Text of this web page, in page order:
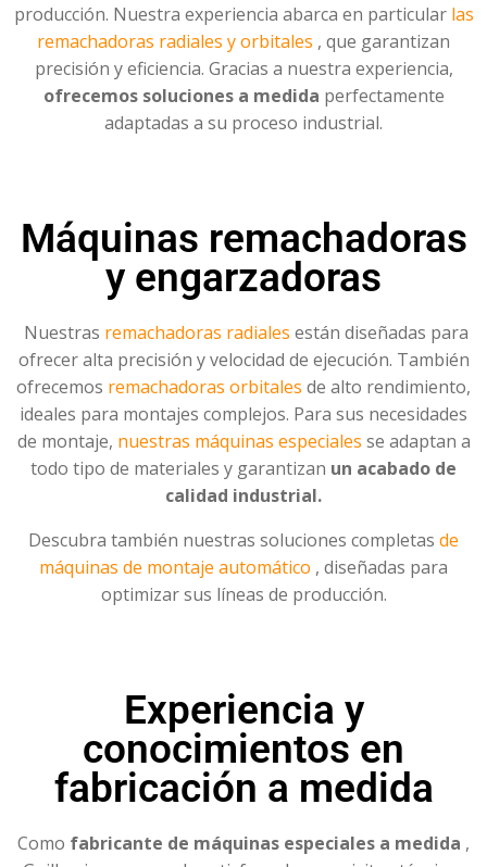
producción. Nuestra experiencia abarca en particular las
remachadoras radiales y orbitales , que garantizan
precisión y eficiencia. Gracias a nuestra experiencia,
ofrecemos soluciones a medida perfectamente
adaptadas a su proceso industrial.
Máquinas remachadoras
y engarzadoras
Nuestras remachadoras radiales están diseñadas para
ofrecer alta precisión y velocidad de ejecución. También
ofrecemos remachadoras orbitales de alto rendimiento,
ideales para montajes complejos. Para sus necesidades
de montaje, nuestras máquinas especiales se adaptan a
todo tipo de materiales y garantizan un acabado de
calidad industrial.
Descubra también nuestras soluciones completas de
máquinas de montaje automático , diseñadas para
optimizar sus líneas de producción.
Experiencia y
conocimientos en
fabricación a medida
Como fabricante de máquinas especiales a medida ,